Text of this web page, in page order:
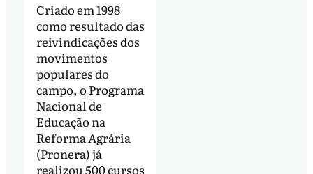
Criado em 1998
como resultado das
reivindicações dos
movimentos
populares do
campo, o Programa
Nacional de
Educação na
Reforma Agrária
(Pronera) já
realizou 500 cursos